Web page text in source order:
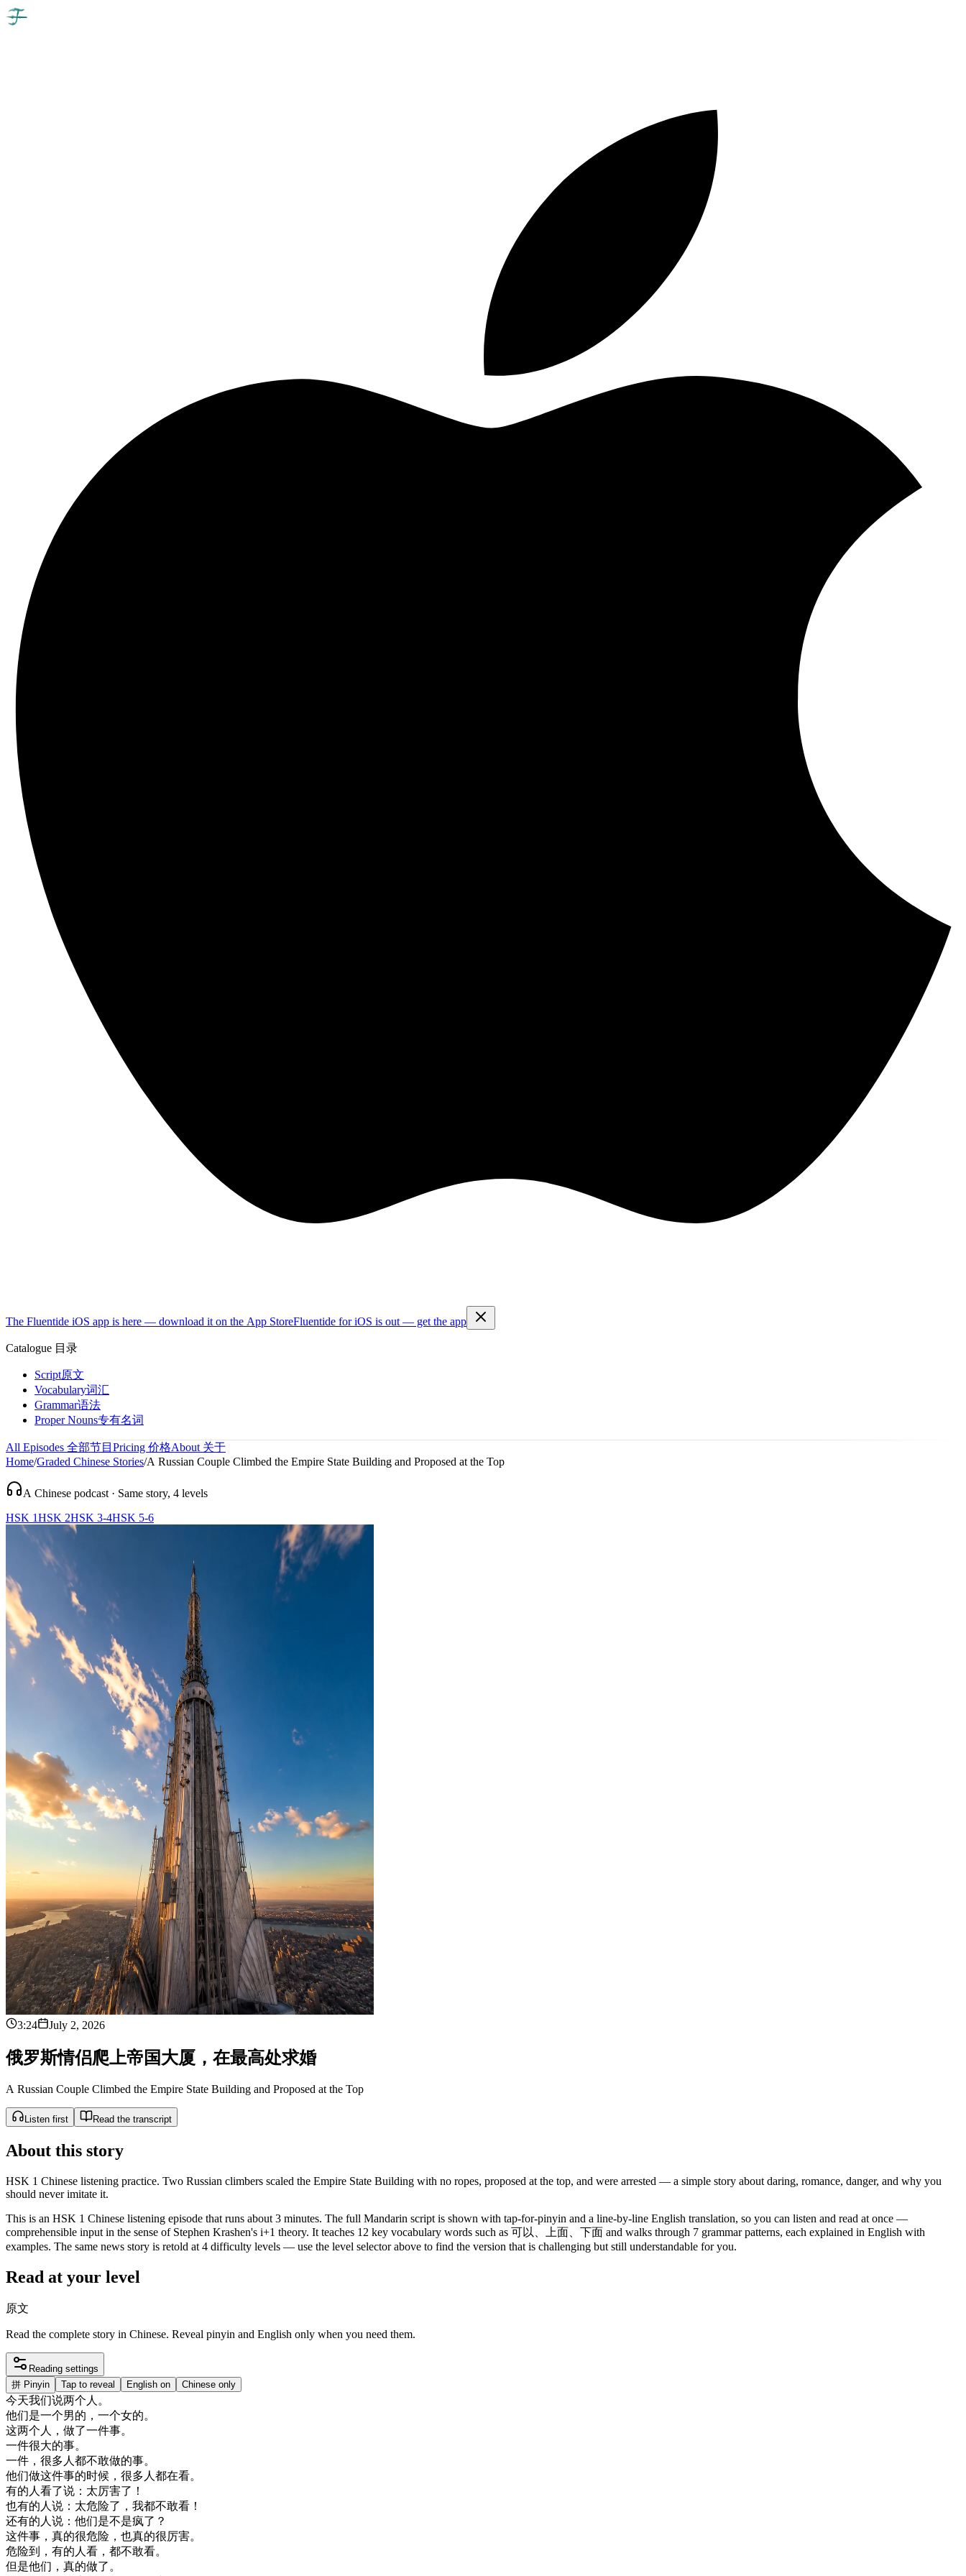
The Fluentide iOS app is here — download it on the App StoreFluentide for iOS is out — get the app
Catalogue 目录
Script原文
Vocabulary词汇
Grammar语法
Proper Nouns专有名词
All Episodes 全部节目 Pricing 价格About 关于
Home/Graded Chinese Stories/A Russian Couple Climbed the Empire State Building and Proposed at the Top
A Chinese podcast · Same story, 4 levels
HSK 1HSK 2HSK 3-4HSK 5-6
3:24 July 2, 2026
俄罗斯情侣爬上帝国大厦 ， 在最高处求婚
A Russian Couple Climbed the Empire State Building and Proposed at the Top
Listen first Read the transcript
About this story
HSK 1 Chinese listening practice. Two Russian climbers scaled the Empire State Building with no ropes, proposed at the top, and were arrested — a simple story about daring, romance, danger, and why you
should never imitate it.
This is an HSK 1 Chinese listening episode that runs about 3 minutes. The full Mandarin script is shown with tap-for-pinyin and a line-by-line English translation, so you can listen and read at once —
comprehensible input in the sense of Stephen Krashen's i+1 theory. It teaches 12 key vocabulary words such as 可以、上面、下面 and walks through 7 grammar patterns, each explained in English with
examples. The same news story is retold at 4 difficulty levels — use the level selector above to find the version that is challenging but still understandable for you.
Read at your level
原文
Read the complete story in Chinese. Reveal pinyin and English only when you need them.
Reading settings
拼 Pinyin Tap to reveal English on Chinese only
今天我们说两个人 。
他们是一个男的 ， 一个女的。
这两个人 ， 做了一件事。
一件很大的事。
一件 ， 很多 人 都不敢做的事。
他们做这件事的时候 ， 很多 人 都在看。
有的 人 看了说 ： 太厉害了 ！
也有的 人 说 ： 太危险了 ， 我都不敢看 ！
还有的 人 说 ： 他们是不是疯了 ？
这件事 ， 真的很危险 ， 也真的很厉害。
危险到 ， 有的 人 看 ， 都不敢看。
但是他们 ， 真的做了 。